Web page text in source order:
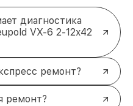
диагностика
VX-6 2-12x42
ремонт?
ремонт?